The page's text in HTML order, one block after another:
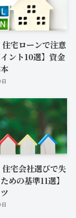
住宅ローンで注意
ント10選】資金
日
住宅会社選びで失
めの基準11選】